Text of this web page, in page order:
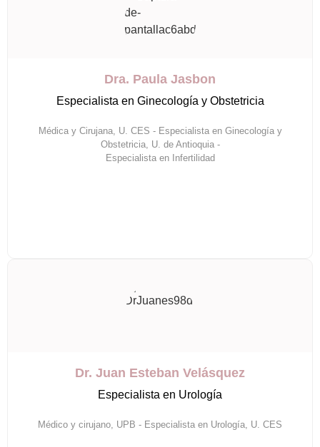
Dra. Paula Jasbon
Especialista en Ginecología y Obstetricia
Médica y Cirujana, U. CES - Especialista en Ginecología y
Obstetricia, U. de Antioquia -
Especialista en Infertilidad
Dr. Juan Esteban Velásquez
Especialista en Urología
Médico y cirujano, UPB - Especialista en Urología, U. CES